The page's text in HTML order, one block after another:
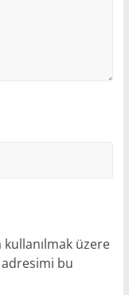
üzere
adresimi bu